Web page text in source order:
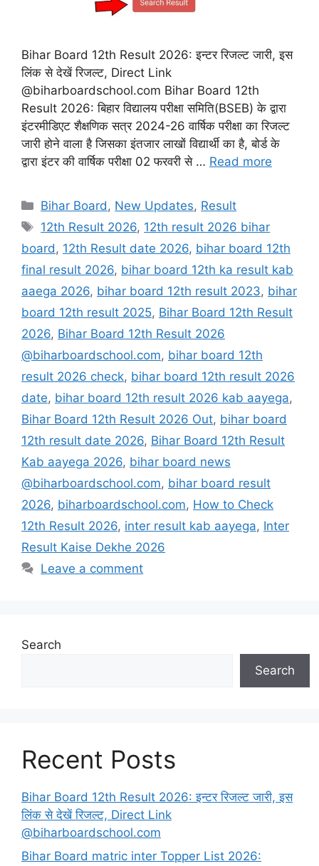
Bihar Board 12th Result 2026: इन्टर रिजल्ट जारी, इस
लिंक से देखें रिजल्ट, Direct Link
@biharboardschool.com Bihar Board 12th
Result 2026: बिहार विद्यालय परीक्षा समिति(BSEB) के द्वारा
इंटरमीडिएट शैक्षणिक सत्र 2024-26 वार्षिक परीक्षा का रिजल्ट
जारी होने वाला है जिसका इंतजार लाखों विद्यार्थी का है, बोर्ड के
द्वारा इंटर की वार्षिक परीक्षा 02 फरवरी से … Read more
Categories
Bihar Board , New Updates, Result
Tags
12th Result 2026, 12th result 2026 bihar
board , 12th Result date 2026, bihar board 12th
final result 2026, bihar board 12th ka result kab
aaega 2026, bihar board 12th result 2023, bihar
board 12th result 2025, Bihar Board 12th Result
2026, Bihar Board 12th Result 2026
@biharboardschool.com, bihar board 12th
result 2026 check, bihar board 12th result 2026
date, bihar board 12th result 2026 kab aayega,
Bihar Board 12th Result 2026 Out, bihar board
12th result date 2026, Bihar Board 12th Result
Kab aayega 2026, bihar board news
@biharboardschool.com, bihar board result
2026, biharboardschool.com, How to Check
12th Result 2026, inter result kab aayega, Inter
Result Kaise Dekhe 2026
Leave a comment
Search
Search
Recent Posts
Bihar Board 12th Result 2026: इन्टर रिजल्ट जारी, इस
लिंक से देखें रिजल्ट, Direct Link
@biharboardschool.com
Bihar Board matric inter Topper List 2026: